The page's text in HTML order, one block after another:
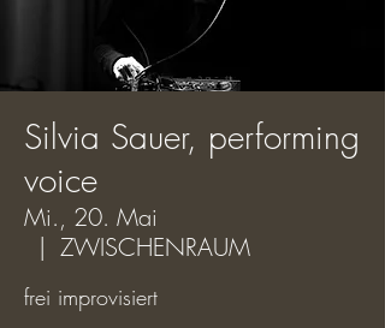
Silvia Sauer, performing
voice
Mi., 20. Mai
  |
ZWISCHENRAUM
frei improvisiert